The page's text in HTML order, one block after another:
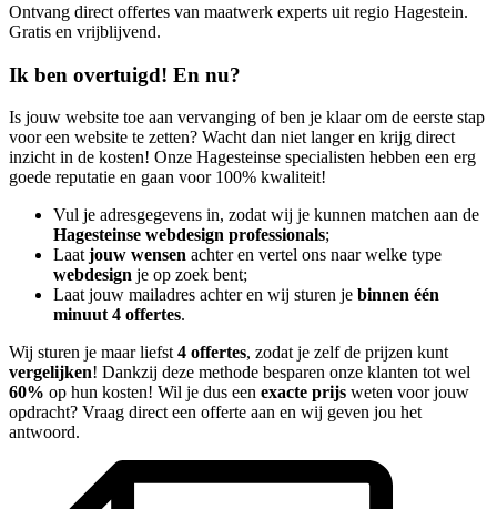
Ontvang direct offertes van maatwerk experts uit regio Hagestein.
Gratis en vrijblijvend.
Ik ben overtuigd! En nu?
Is jouw website toe aan vervanging of ben je klaar om de eerste stap
voor een website te zetten? Wacht dan niet langer en krijg direct
inzicht in de kosten! Onze Hagesteinse specialisten hebben een erg
goede reputatie en gaan voor 100% kwaliteit!
Vul je adresgegevens in, zodat wij je kunnen matchen aan de
Hagesteinse webdesign professionals;
Laat jouw wensen achter en vertel ons naar welke type
webdesign je op zoek bent;
Laat jouw mailadres achter en wij sturen je binnen één
minuut 4 offertes.
Wij sturen je maar liefst 4 offertes, zodat je zelf de prijzen kunt
vergelijken! Dankzij deze methode besparen onze klanten tot wel
60% op hun kosten! Wil je dus een exacte prijs weten voor jouw
opdracht? Vraag direct een offerte aan en wij geven jou het
antwoord.